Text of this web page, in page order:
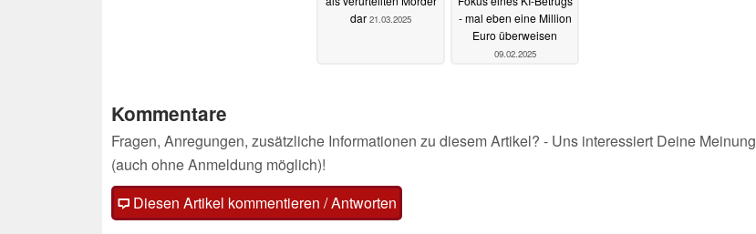
dar 21.03.2025
- mal eben eine Million
Euro überweisen
09.02.2025
Kommentare
Fragen, Anregungen, zusätzliche Informationen zu diesem Artikel? - Uns interessiert Deine Meinung
(auch ohne Anmeldung möglich)!
Diesen Artikel kommentieren / Antworten